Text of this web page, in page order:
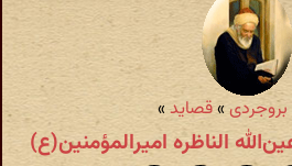
»قصاید»